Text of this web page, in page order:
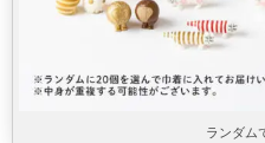
ランダム